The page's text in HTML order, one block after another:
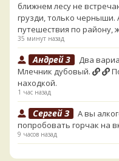
ближнем лесу не
грузди, только черныши.
путешествия по району,
35 минут назад
Андрей 3
Два
Млечник дубовый.
находкой.
1 час назад
Сергей З
А вы
попробовать горчак на
9 часов назад